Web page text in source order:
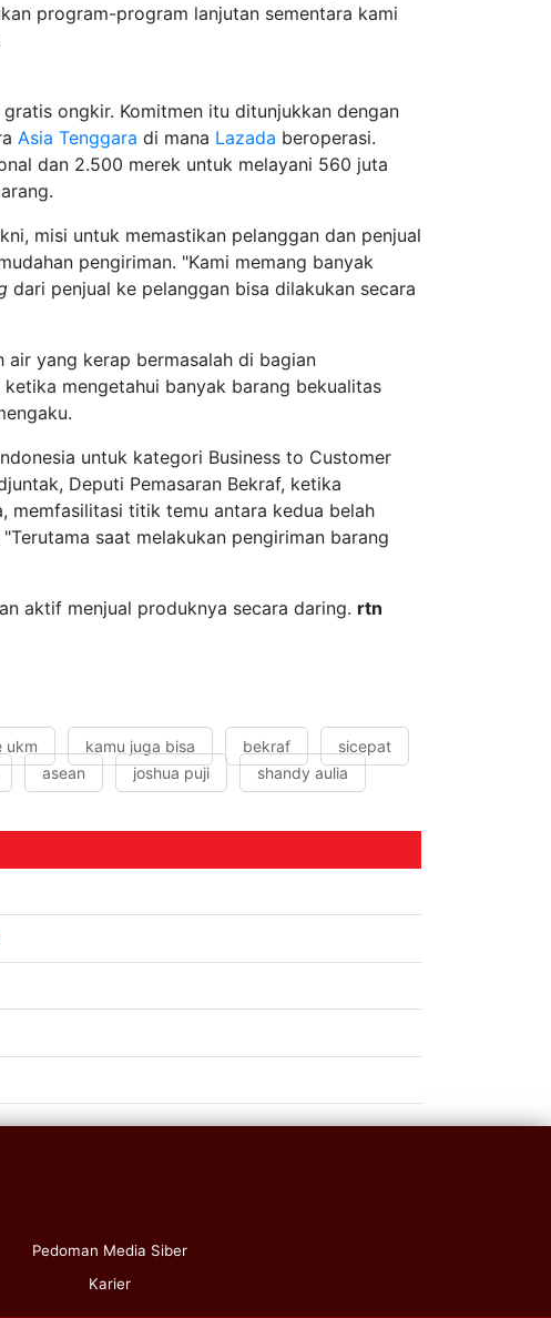
program-program lanjutan sementara kami
ongkir. Komitmen itu ditunjukkan dengan
Asia Tenggara di mana Lazada beroperasi.
dan 2.500 merek untuk melayani 560 juta
misi untuk memastikan pelanggan dan penjual
pengiriman. "Kami memang banyak
dari penjual ke pelanggan bisa dilakukan secara
yang kerap bermasalah di bagian
mengetahui banyak barang bekualitas
untuk kategori Business to Customer
Deputi Pemasaran Bekraf, ketika
memfasilitasi titik temu antara kedua belah
"Terutama saat melakukan pengiriman barang
aktif menjual produknya secara daring. rtn
ukm kamu juga bisa bekraf
sicepat
asean joshua puji
shandy aulia
Pedoman Media Siber
Karier